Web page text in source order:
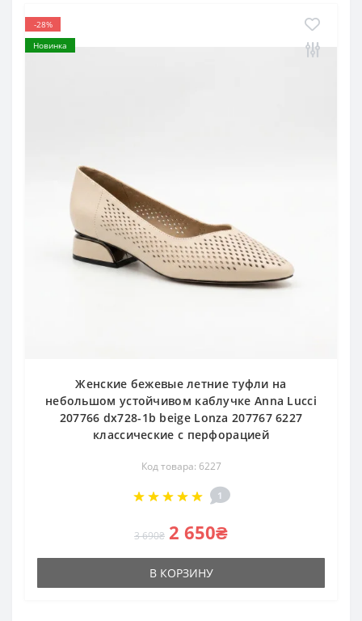
-28%
Новинка
Женские бежевые летние туфли на
небольшом устойчивом каблучке Anna Lucci
207766 dx728-1b beige Lonza 207767 6227
классические с перфорацией
Код товара: 6227
1
3 690₴ 2 650₴
В КОРЗИНУ